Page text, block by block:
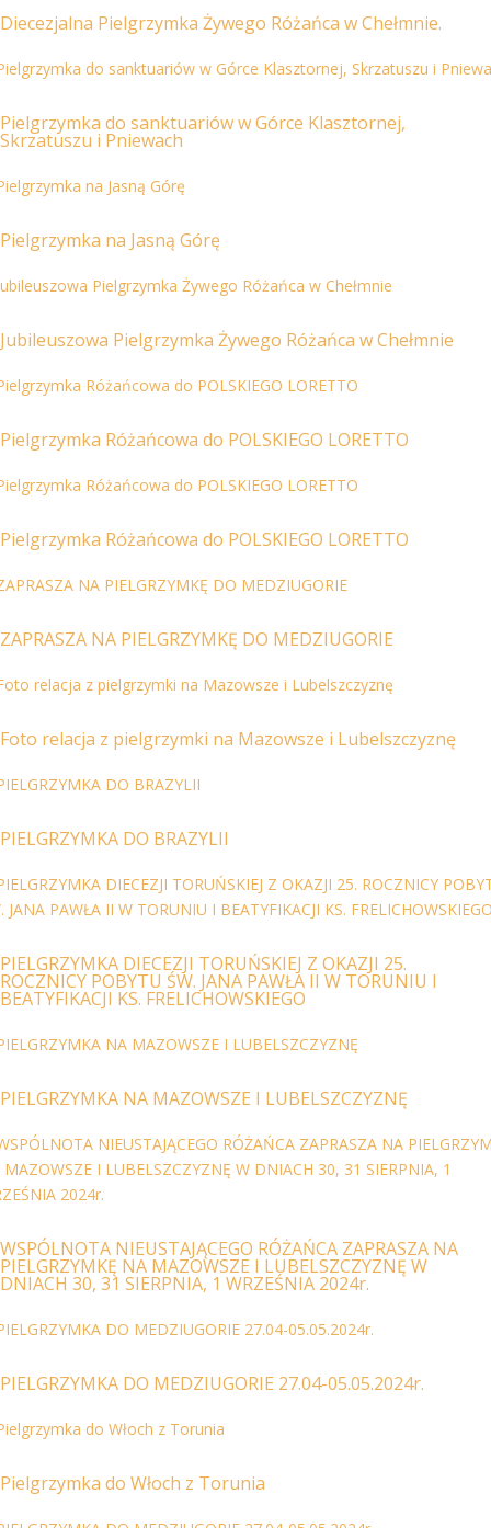
Diecezjalna Pielgrzymka Żywego Różańca w Chełmnie.
Pielgrzymka do sanktuariów w Górce Klasztornej,
Skrzatuszu i Pniewach
Pielgrzymka na Jasną Górę
Jubileuszowa Pielgrzymka Żywego Różańca w Chełmnie
Pielgrzymka Różańcowa do POLSKIEGO LORETTO
Pielgrzymka Różańcowa do POLSKIEGO LORETTO
ZAPRASZA NA PIELGRZYMKĘ DO MEDZIUGORIE
Foto relacja z pielgrzymki na Mazowsze i Lubelszczyznę
PIELGRZYMKA DO BRAZYLII
PIELGRZYMKA DIECEZJI TORUŃSKIEJ Z OKAZJI 25.
ROCZNICY POBYTU ŚW. JANA PAWŁA II W TORUNIU I
BEATYFIKACJI KS. FRELICHOWSKIEGO
PIELGRZYMKA NA MAZOWSZE I LUBELSZCZYZNĘ
WSPÓLNOTA NIEUSTAJĄCEGO RÓŻAŃCA ZAPRASZA NA
PIELGRZYMKĘ NA MAZOWSZE I LUBELSZCZYZNĘ W
DNIACH 30, 31 SIERPNIA, 1 WRZEŚNIA 2024r.
PIELGRZYMKA DO MEDZIUGORIE 27.04-05.05.2024r.
Pielgrzymka do Włoch z Torunia